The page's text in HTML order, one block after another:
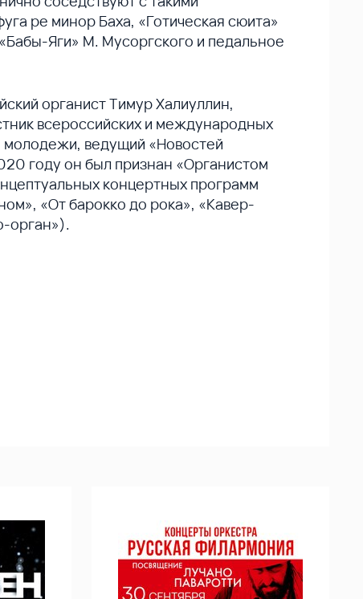
ре минор Баха, «Готическая сюита»
Яги» М. Мусоргского и педальное
органист Тимур Халиуллин,
всероссийских и международных
молодежи, ведущий «Новостей
году он был признан «Органистом
концертных программ
«От барокко до рока», «Кавер-
орган»).